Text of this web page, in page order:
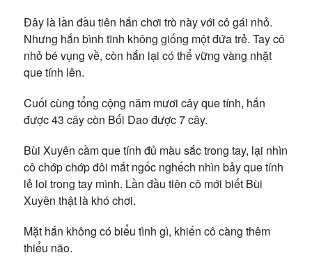
Đây là lần đầu tiên hắn chơi trò này với cô gái nhỏ.
Nhưng hắn bình tĩnh không giống một đứa trẻ. Tay cô
nhỏ bé vụng về, còn hắn lại có thể vững vàng nhặt
que tính lên.
Cuối cùng tổng cộng năm mươi cây que tính, hắn
được 43 cây còn Bối Dao được 7 cây.
Bùi Xuyên cầm que tính đủ màu sắc trong tay, lại nhìn
cô chớp chớp đôi mắt ngốc nghếch nhìn bảy que tính
lẻ loi trong tay mình. Lần đầu tiên cô mới biết Bùi
Xuyên thật là khó chơi.
Mặt hắn không có biểu tình gì, khiến cô càng thêm
thiểu não.